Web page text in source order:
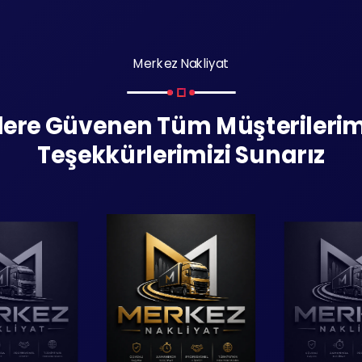
Merkez Nakliyat
Güvenen Tüm
Teşekkürlerimizi Sunarız